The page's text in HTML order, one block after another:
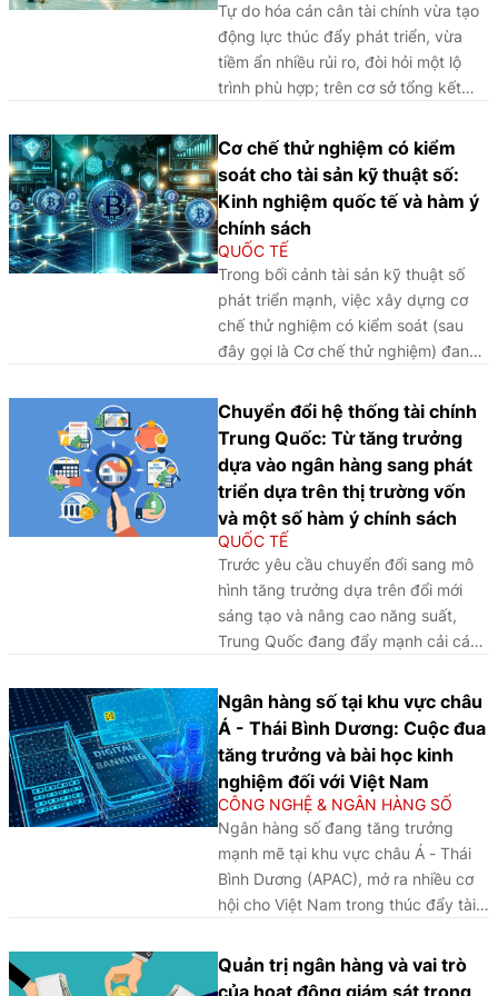
và hàm ý chính sách cho Việt Nam.
Tự do hóa cán cân tài chính vừa tạo
động lực thúc đẩy phát triển, vừa
tiềm ẩn nhiều rủi ro, đòi hỏi một lộ
trình phù hợp; trên cơ sở tổng kết
tích các điều kiện cốt lõi để bảo đảm
quá trình này diễn ra an toàn, hiệu
quả và bền vững.
Cơ chế thử nghiệm có kiểm
soát cho tài sản kỹ thuật số:
Kinh nghiệm quốc tế và hàm ý
chính sách
QUỐC TẾ
Trong bối cảnh tài sản kỹ thuật số
phát triển mạnh, việc xây dựng cơ
chế thử nghiệm có kiểm soát (sau
đây gọi là Cơ chế thử nghiệm) đang
cân bằng giữa thúc đẩy đổi mới sáng
tạo và bảo đảm an toàn, ổn định hệ
thống tài chính.
Chuyển đổi hệ thống tài chính
Trung Quốc: Từ tăng trưởng
dựa vào ngân hàng sang phát
triển dựa trên thị trường vốn
và một số hàm ý chính sách
QUỐC TẾ
Trước yêu cầu chuyển đổi sang mô
hình tăng trưởng dựa trên đổi mới
sáng tạo và nâng cao năng suất,
Trung Quốc đang đẩy mạnh cải cách
đại hóa điều hành chính sách tiền tệ,
qua đó mang lại nhiều hàm ý quan
trọng cho ngân hàng trung ương tại
các nền kinh tế mới nổi, trong đó có
Việt Nam.
Ngân hàng số tại khu vực châu
Á - Thái Bình Dương: Cuộc đua
tăng trưởng và bài học kinh
nghiệm đối với Việt Nam
CÔNG NGHỆ & NGÂN HÀNG SỐ
Ngân hàng số đang tăng trưởng
mạnh mẽ tại khu vực châu Á - Thái
Bình Dương (APAC), mở ra nhiều cơ
hội cho Việt Nam trong thúc đẩy tài
ngành Ngân hàng, đồng thời đặt ra
yêu cầu hoàn thiện khung pháp lý,
Quản trị ngân hàng và vai trò
của hoạt động giám sát trong